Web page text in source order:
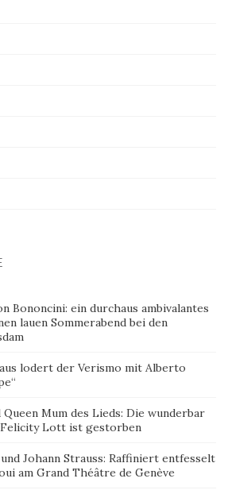
Bononcini: ein durchaus ambivalantes
lauen Sommerabend bei den
lodert der Verismo mit Alberto
Mum des Lieds: Die wunderbar
Lott ist gestorben
Johann Strauss: Raffiniert entfesselt
am Grand Théâtre de Genève